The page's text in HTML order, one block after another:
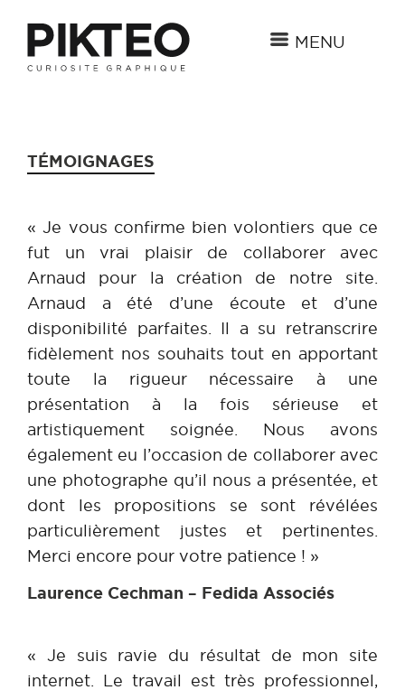
MENU
TÉMOIGNAGES
« Je vous confirme bien volontiers que ce
fut un vrai plaisir de collaborer avec
Arnaud pour la création de notre site.
Arnaud a été d’une écoute et d’une
disponibilité parfaites. Il a su retranscrire
fidèlement nos souhaits tout en apportant
toute la rigueur nécessaire à une
présentation à la fois sérieuse et
artistiquement soignée. Nous avons
également eu l’occasion de collaborer avec
une photographe qu’il nous a présentée, et
dont les propositions se sont révélées
particulièrement justes et pertinentes.
Merci encore pour votre patience ! »
Laurence Cechman – Fedida Associés
« Je suis ravie du résultat de mon site
internet. Le travail est très professionnel,